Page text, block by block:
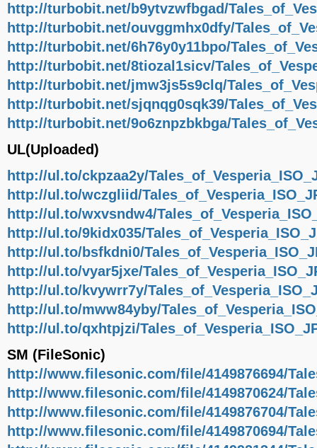
http://turbobit.net/b9ytvzwfbgad/
http://turbobit.net/ouvggmhx0dfy/
http://turbobit.net/6h76y0y11bpo/
http://turbobit.net/8tiozal1sicv/
http://turbobit.net/jmw3js5s9clq/
http://turbobit.net/sjqnqg0sqk39/
http://turbobit.net/9o6znpzbkbga/
UL(Uploaded)
http://ul.to/ckpzaa2y/
http://ul.to/wczgliid/
http://ul.to/wxvsndw4/
http://ul.to/9kidx035/
http://ul.to/bsfkdni0/
http://ul.to/vyar5jxe/
http://ul.to/kvywrr7y/
http://ul.to/mww84yby/
http://ul.to/qxhtpjzi/
SM (FileSonic)
http://www.filesonic.com/file/4149876694/
http://www.filesonic.com/file/4149870624/
http://www.filesonic.com/file/4149876704/
http://www.filesonic.com/file/4149870694/